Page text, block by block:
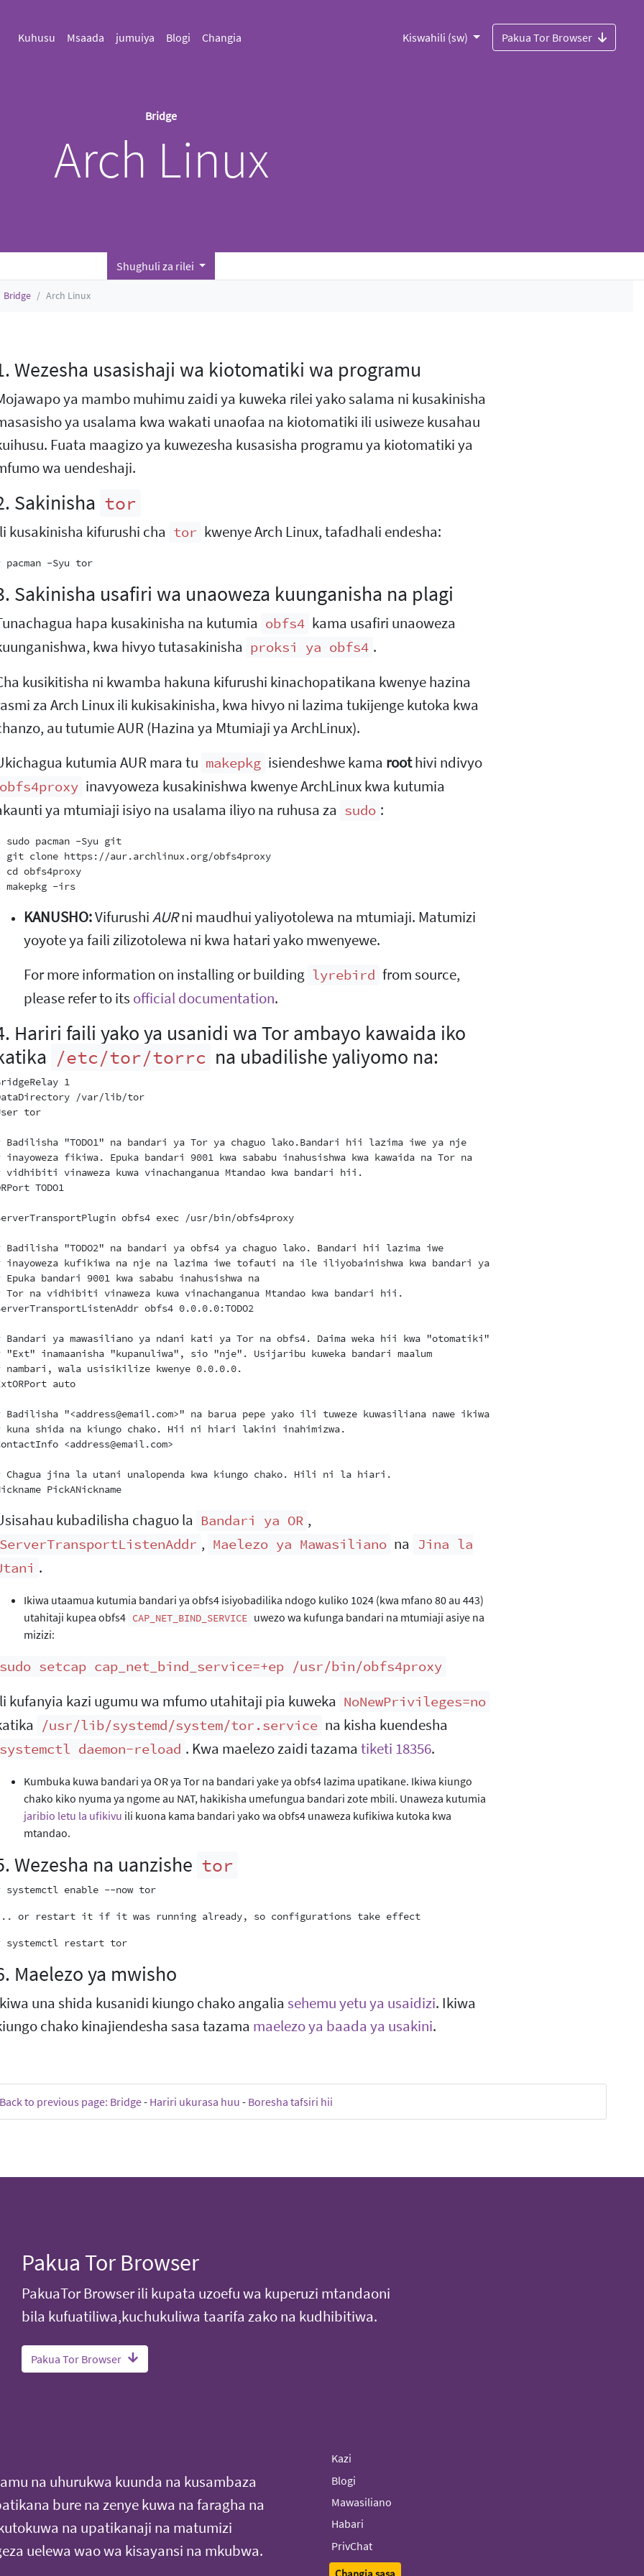
Kuhusu Msaada jumuiya Blogi Changia Kiswahili (sw) Pakua Tor Browser
Bridge
Arch Linux
Shughuli za rilei
Bridge Arch Linux
Wezesha usasishaji wa kiotomatiki wa programu
ya mambo muhimu zaidi ya kuweka rilei yako salama ni kusakinisha
ya usalama kwa wakati unaofaa na kiotomatiki ili usiweze kusahau
Fuata maagizo ya kuwezesha kusasisha programu ya kiotomatiki ya
wa uendeshaji.
Sakinisha tor
kusakinisha kifurushi cha tor kwenye Arch Linux, tafadhali endesha:
# pacman -Syu tor
Sakinisha usafiri wa unaoweza kuunganisha na plagi
hapa kusakinisha na kutumia obfs4 kama usafiri unaoweza
kwa hivyo tutasakinisha proksi ya obfs4 .
kusikitisha ni kwamba hakuna kifurushi kinachopatikana kwenye hazina
za Arch Linux ili kukisakinisha, kwa hivyo ni lazima tukijenge kutoka kwa
au tutumie AUR (Hazina ya Mtumiaji ya ArchLinux).
kutumia AUR mara tu makepkg isiendeshwe kama roothivi ndivyo
obfs4proxy inavyoweza kusakinishwa kwenye ArchLinux kwa kutumia
ya mtumiaji isiyo na usalama iliyo na ruhusa za sudo :
sudo pacman -Syu git
git clone https://aur.archlinux.org/obfs4proxy
cd obfs4proxy
$ makepkg -irs
KANUSHO:VifurushiAURni maudhui yaliyotolewa na mtumiaji. Matumizi
yoyote ya faili zilizotolewa ni kwa hatari yako mwenyewe.
For more information on installing or building lyrebird from source,
please refer to its official documentation.
Hariri faili yako ya usanidi wa Tor ambayo kawaida iko
/etc/tor/torrc na ubadilishe yaliyomo na:
1
/var/lib/tor
tor
Badilisha "TODO1" na bandari ya Tor ya chaguo lako.Bandari hii lazima iwe ya nje
inayoweza fikiwa. Epuka bandari 9001 kwa sababu inahusishwa kwa kawaida na Tor na
vidhibiti vinaweza kuwa vinachanganua Mtandao kwa bandari hii.
TODO1
obfs4 exec /usr/bin/obfs4proxy
Badilisha "TODO2" na bandari ya obfs4 ya chaguo lako. Bandari hii lazima iwe
inayoweza kufikiwa na nje na lazima iwe tofauti na ile iliyobainishwa kwa bandari ya OR.
Epuka bandari 9001 kwa sababu inahusishwa na
Tor na vidhibiti vinaweza kuwa vinachanganua Mtandao kwa bandari hii.
obfs4 0.0.0.0:TODO2
Bandari ya mawasiliano ya ndani kati ya Tor na obfs4. Daima weka hii kwa "otomatiki".
"Ext" inamaanisha "kupanuliwa", sio "nje". Usijaribu kuweka bandari maalum
nambari, wala usisikilize kwenye 0.0.0.0.
auto
Badilisha "<address@email.com>" na barua pepe yako ili tuweze kuwasiliana nawe ikiwa
kuna shida na kiungo chako. Hii ni hiari lakini inahimizwa.
<address@email.com>
Chagua jina la utani unalopenda kwa kiungo chako. Hili ni la hiari.
Nickname PickANickname
kubadilisha chaguo la Bandari ya OR ,
ServerTransportListenAddr , Maelezo ya Mawasiliano na
Jina la
.
Ikiwa utaamua kutumia bandari ya obfs4 isiyobadilika ndogo kuliko 1024 (kwa mfano 80 au 443)
utahitaji kupea obfs4 CAP_NET_BIND_SERVICE uwezo wa kufunga bandari na mtumiaji asiye na
mizizi:
sudo setcap cap_net_bind_service=+ep /usr/bin/obfs4proxy
kufanyia kazi ugumu wa mfumo utahitaji pia kuweka NoNewPrivileges=no
/usr/lib/systemd/system/tor.service na kisha kuendesha
systemctl daemon-reload . Kwa maelezo zaidi tazamatiketi 18356.
Kumbuka kuwa bandari ya OR ya Tor na bandari yake ya obfs4 lazima upatikane. Ikiwa kiungo
chako kiko nyuma ya ngome au NAT, hakikisha umefungua bandari zote mbili. Unaweza kutumia
jaribio letu la ufikivu ili kuona kama bandari yako wa obfs4 unaweza kufikiwa kutoka kwa
mtandao.
Wezesha na uanzishe tor
# systemctl enable --now tor
... or restart it if it was running already, so configurations take effect
# systemctl restart tor
Maelezo ya mwisho
una shida kusanidi kiungo chako angalia sehemu yetu ya usaidizi. Ikiwa
chako kinajiendesha sasa tazama maelezo ya baada ya usakini.
to previous page: Bridge- Hariri ukurasa huu - Boresha tafsiri hii
Pakua Tor Browser
PakuaTor Browser ili kupata uzoefu wa kuperuzi mtandaoni
bila kufuatiliwa,kuchukuliwa taarifa zako na kudhibitiwa.
Pakua Tor Browser
na uhurukwa kuunda na kusambaza
bure na zenye kuwa na faragha na
na upatikanaji na matumizi
uelewa wao wa kisayansi na mkubwa.
Kazi
Blogi
Mawasiliano
Habari
PrivChat